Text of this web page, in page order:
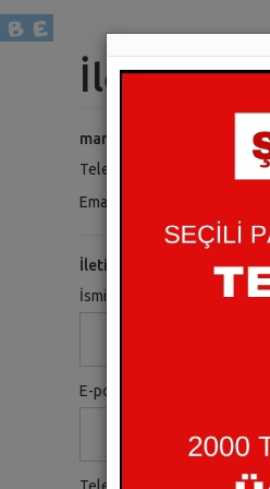
İletişim
mammbebe.com
Telefon : +90 541 504 61 33
Email :
İletişim Formu
İsminiz *
E-posta Adresi *